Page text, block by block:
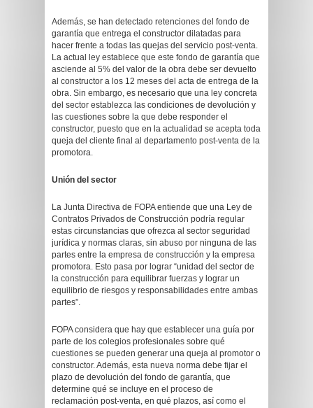
Además, se han detectado retenciones del fondo de
garantía que entrega el constructor dilatadas para
hacer frente a todas las quejas del servicio post-venta.
La actual ley establece que este fondo de garantía que
asciende al 5% del valor de la obra debe ser devuelto
al constructor a los 12 meses del acta de entrega de la
obra. Sin embargo, es necesario que una ley concreta
del sector establezca las condiciones de devolución y
las cuestiones sobre la que debe responder el
constructor, puesto que en la actualidad se acepta toda
queja del cliente final al departamento post-venta de la
promotora.
Unión del sector
La Junta Directiva de FOPA entiende que una Ley de
Contratos Privados de Construcción podría regular
estas circunstancias que ofrezca al sector seguridad
jurídica y normas claras, sin abuso por ninguna de las
partes entre la empresa de construcción y la empresa
promotora. Esto pasa por lograr “unidad del sector de
la construcción para equilibrar fuerzas y lograr un
equilibrio de riesgos y responsabilidades entre ambas
partes”.
FOPA considera que hay que establecer una guía por
parte de los colegios profesionales sobre qué
cuestiones se pueden generar una queja al promotor o
constructor. Además, esta nueva norma debe fijar el
plazo de devolución del fondo de garantía, que
determine qué se incluye en el proceso de
reclamación post-venta, en qué plazos, así como el